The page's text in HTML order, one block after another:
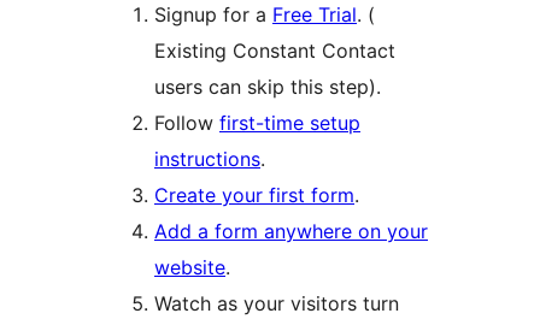
Signup for a Free Trial. (
Existing Constant Contact
users can skip this step).
Follow first-time setup
instructions.
Create your first form.
Add a form anywhere on your
website.
Watch as your visitors turn